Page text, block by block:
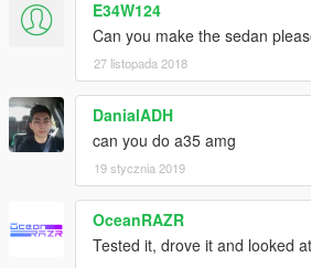
E34W124
Can you make the sedan
27 listopada 2018
DanialADH
can you do a35 amg
19 stycznia 2019
OceanRAZR
Tested it, drove it and looked